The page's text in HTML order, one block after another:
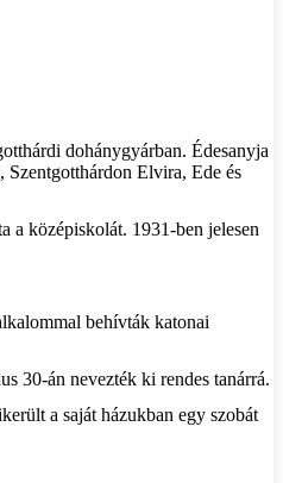
dohánygyárban. Édesanyja
Szentgotthárdon Elvira, Ede és
a középiskolát. 1931-ben jelesen
behívták katonai
30-án nevezték ki rendes tanárrá.
a saját házukban egy szobát